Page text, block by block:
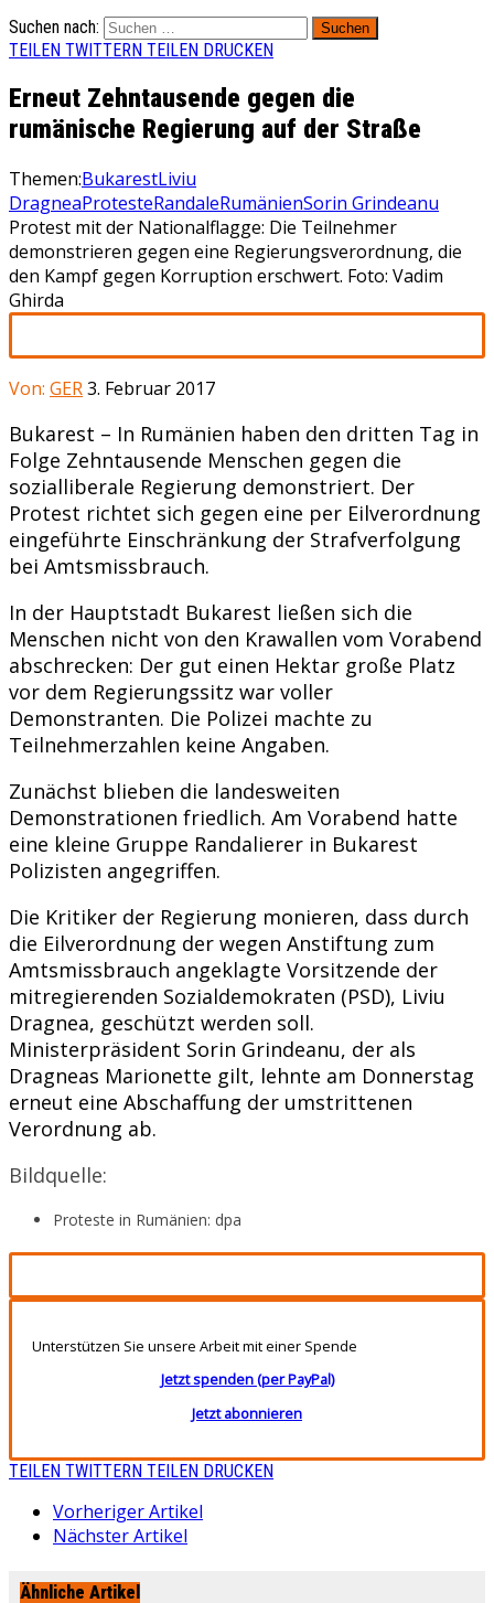
Suchen nach:
TEILEN TWITTERN TEILEN DRUCKEN
Erneut Zehntausende gegen die
rumänische Regierung auf der Straße
Themen:BukarestLiviu
DragneaProtesteRandaleRumänienSorin Grindeanu
Protest mit der Nationalflagge: Die Teilnehmer
demonstrieren gegen eine Regierungsverordnung, die
den Kampf gegen Korruption erschwert. Foto: Vadim
Ghirda
Von: GER3. Februar 2017
Bukarest – In Rumänien haben den dritten Tag in
Folge Zehntausende Menschen gegen die
sozialliberale Regierung demonstriert. Der
Protest richtet sich gegen eine per Eilverordnung
eingeführte Einschränkung der Strafverfolgung
bei Amtsmissbrauch.
In der Hauptstadt Bukarest ließen sich die
Menschen nicht von den Krawallen vom Vorabend
abschrecken: Der gut einen Hektar große Platz
vor dem Regierungssitz war voller
Demonstranten. Die Polizei machte zu
Teilnehmerzahlen keine Angaben.
Zunächst blieben die landesweiten
Demonstrationen friedlich. Am Vorabend hatte
eine kleine Gruppe Randalierer in Bukarest
Polizisten angegriffen.
Die Kritiker der Regierung monieren, dass durch
die Eilverordnung der wegen Anstiftung zum
Amtsmissbrauch angeklagte Vorsitzende der
mitregierenden Sozialdemokraten (PSD), Liviu
Dragnea, geschützt werden soll.
Ministerpräsident Sorin Grindeanu, der als
Dragneas Marionette gilt, lehnte am Donnerstag
erneut eine Abschaffung der umstrittenen
Verordnung ab.
Bildquelle:
Proteste in Rumänien: dpa
Unterstützen Sie unsere Arbeit mit einer Spende
Jetzt spenden (per PayPal)
Jetzt abonnieren
TEILEN TWITTERN TEILEN DRUCKEN
Vorheriger Artikel
Nächster Artikel
Ähnliche Artikel